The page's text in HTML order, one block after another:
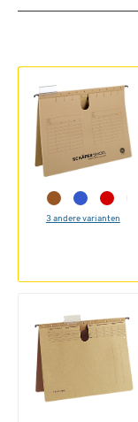
3 andere varianten